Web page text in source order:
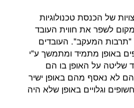
של הכנסת טכנולוגיות
לשפר את חווית העובד
"תרבות המעקב". העובדים
באופן מתמיד ומתמשך ע"י
שליטה על האופן בו הם
לא נאסף מהם באופן ישיר
וגלויים באופן שלא היה